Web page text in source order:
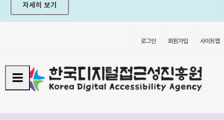
자세히 보기
로그인 회원가입 사이트맵